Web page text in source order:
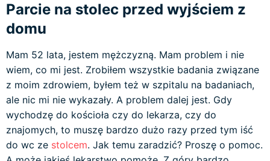
Parcie na stolec przed wyjściem z
domu
Mam 52 lata, jestem mężczyzną. Mam problem i nie
wiem, co mi jest. Zrobiłem wszystkie badania związane
z moim zdrowiem, byłem też w szpitalu na badaniach,
ale nic mi nie wykazały. A problem dalej jest. Gdy
wychodzę do kościoła czy do lekarza, czy do
znajomych, to muszę bardzo dużo razy przed tym iść
do wc ze stolcem. Jak temu zaradzić? Proszę o pomoc.